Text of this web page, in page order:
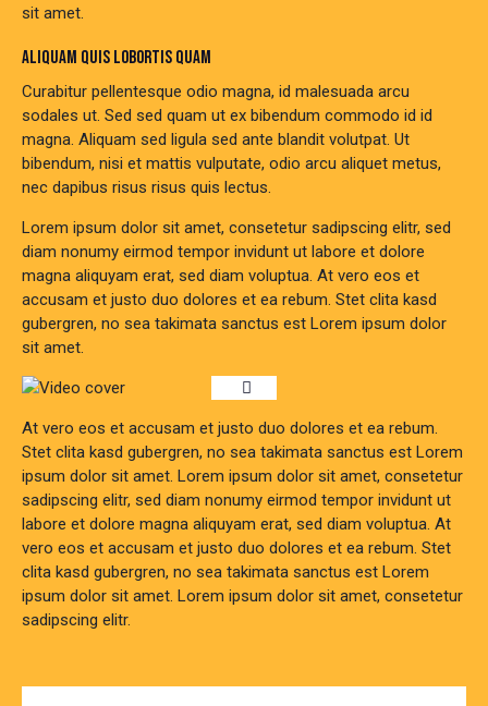
sit amet.
ALIQUAM QUIS LOBORTIS QUAM
Curabitur pellentesque odio magna, id malesuada arcu
sodales ut. Sed sed quam ut ex bibendum commodo id id
magna. Aliquam sed ligula sed ante blandit volutpat. Ut
bibendum, nisi et mattis vulputate, odio arcu aliquet metus,
nec dapibus risus risus quis lectus.
Lorem ipsum dolor sit amet, consetetur sadipscing elitr, sed
diam nonumy eirmod tempor invidunt ut labore et dolore
magna aliquyam erat, sed diam voluptua. At vero eos et
accusam et justo duo dolores et ea rebum. Stet clita kasd
gubergren, no sea takimata sanctus est Lorem ipsum dolor
sit amet.
At vero eos et accusam et justo duo dolores et ea rebum.
Stet clita kasd gubergren, no sea takimata sanctus est Lorem
ipsum dolor sit amet. Lorem ipsum dolor sit amet, consetetur
sadipscing elitr, sed diam nonumy eirmod tempor invidunt ut
labore et dolore magna aliquyam erat, sed diam voluptua. At
vero eos et accusam et justo duo dolores et ea rebum. Stet
clita kasd gubergren, no sea takimata sanctus est Lorem
ipsum dolor sit amet. Lorem ipsum dolor sit amet, consetetur
sadipscing elitr.